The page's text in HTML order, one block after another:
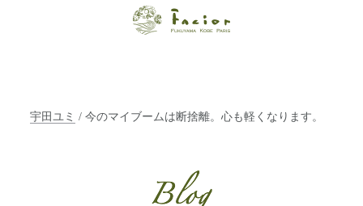
ン ファシオー
輝く美をトータ
ルでご提案しま
宇田ユミ / 今のマイブームは断捨離。心も軽くなります。